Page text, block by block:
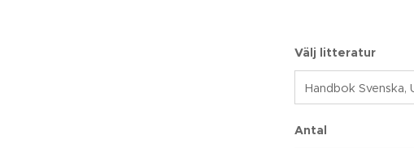
Välj litteratur
Antal